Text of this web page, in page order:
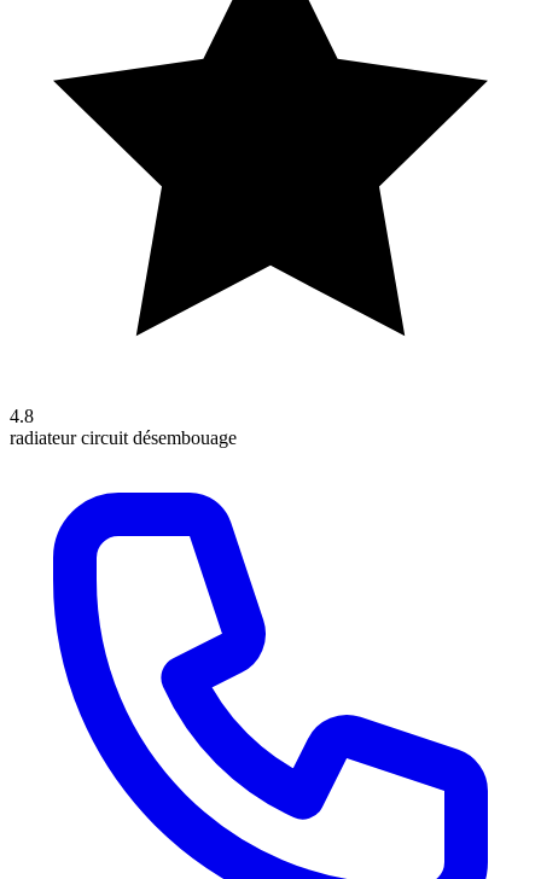
4.8
radiateur circuit désembouage